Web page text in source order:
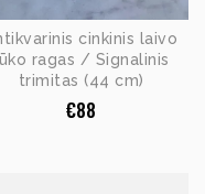
cinkinis laivo
ragas / Signalinis
trimitas (44 cm)
€88